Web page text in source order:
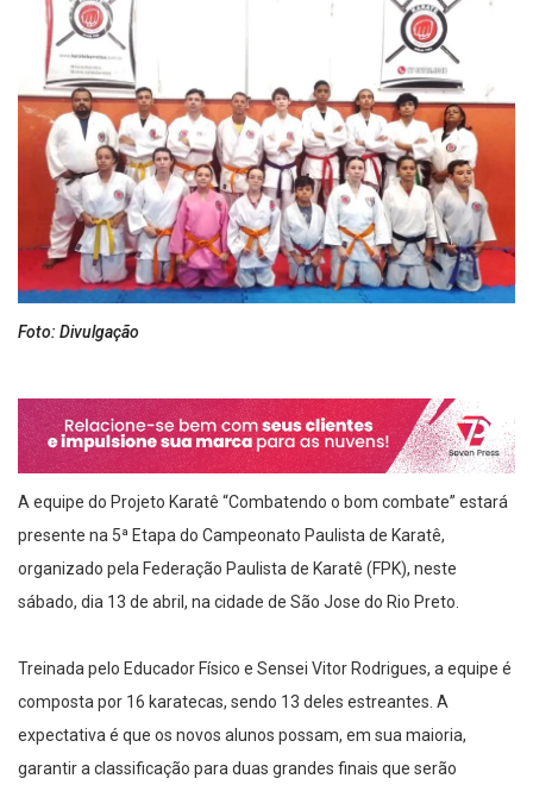
Foto: Divulgação
A equipe do Projeto Karatê “Combatendo o bom combate” estará
presente na 5ª Etapa do Campeonato Paulista de Karatê,
organizado pela Federação Paulista de Karatê (FPK), neste
sábado, dia 13 de abril, na cidade de São Jose do Rio Preto.
Treinada pelo Educador Físico e Sensei Vitor Rodrigues, a equipe é
composta por 16 karatecas, sendo 13 deles estreantes. A
expectativa é que os novos alunos possam, em sua maioria,
garantir a classificação para duas grandes finais que serão